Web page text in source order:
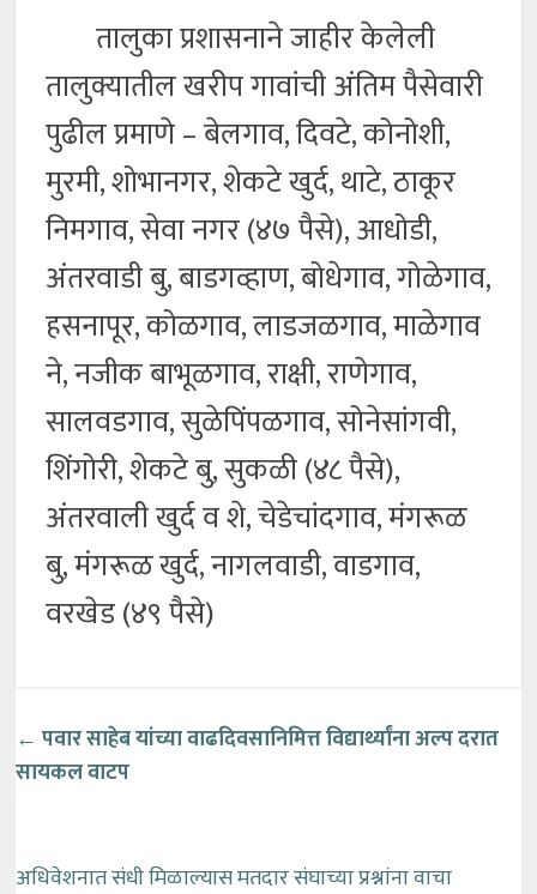
तालुका प्रशासनाने जाहीर केलेली
तालुक्यातील खरीप गावांची अंतिम पैसेवारी
पुढील प्रमाणे – बेलगाव, दिवटे, कोनोशी,
मुरमी, शोभानगर, शेकटे खुर्द, थाटे, ठाकूर
निमगाव, सेवा नगर (४७ पैसे), आधोडी,
अंतरवाडी बु, बाडगव्हाण, बोधेगाव, गोळेगाव,
हसनापूर, कोळगाव, लाडजळगाव, माळेगाव
ने, नजीक बाभूळगाव, राक्षी, राणेगाव,
सालवडगाव, सुळेपिंपळगाव, सोनेसांगवी,
शिंगोरी, शेकटे बु, सुकळी (४८ पैसे),
अंतरवाली खुर्द व शे, चेडेचांदगाव, मंगरूळ
बु, मंगरूळ खुर्द, नागलवाडी, वाडगाव,
वरखेड (४९ पैसे)
← पवार साहेब यांच्या वाढदिवसानिमित्तविद्यार्थ्यांना अल्प दरात
सायकल वाटप
अधिवेशनात संधी मिळाल्यास मतदार संघाच्या प्रश्नांना वाचा